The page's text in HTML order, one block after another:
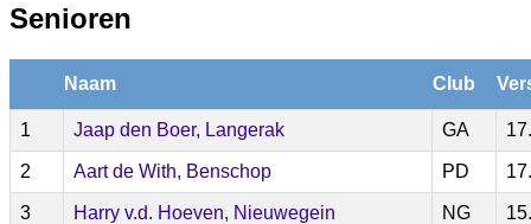
Senioren
Naam Club
1 Jaap den Boer, Langerak GA
2 Aart de With, Benschop PD
3 Harry v.d. Hoeven, Nieuwegein NG